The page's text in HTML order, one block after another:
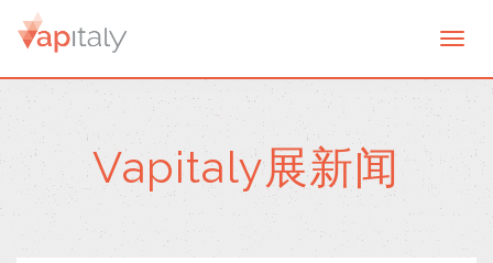
Vapitaly展新闻